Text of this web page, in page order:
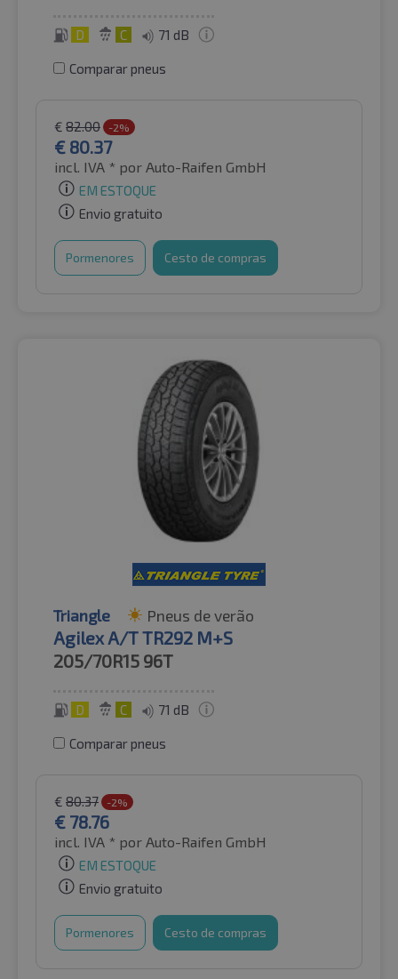
D C 71 dB
Comparar pneus
€ 82.00 -2%
€ 80.37
incl. IVA * por Auto-Raifen GmbH
EM ESTOQUE
Envio gratuito
Pormenores Cesto de compras
Triangle Pneus de verão
Agilex A/T TR292 M+S
205/70R15 96T
D C 71 dB
Comparar pneus
€ 80.37 -2%
€ 78.76
incl. IVA * por Auto-Raifen GmbH
EM ESTOQUE
Envio gratuito
Pormenores Cesto de compras